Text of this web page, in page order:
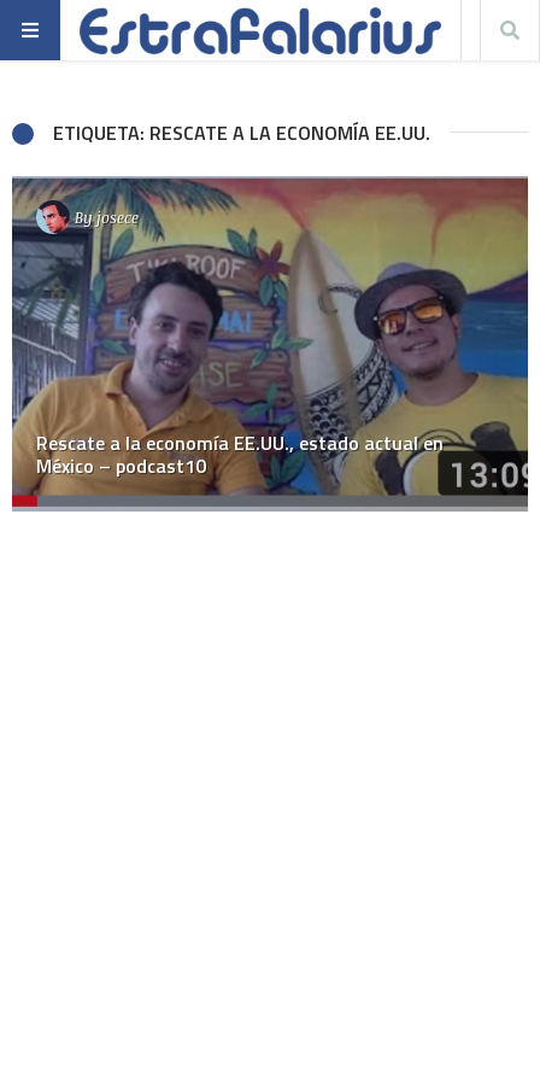
ETIQUETA: RESCATE A LA ECONOMÍA EE.UU.
Byjosece
Rescate a la economía EE.UU., estado actual en
México – podcast10